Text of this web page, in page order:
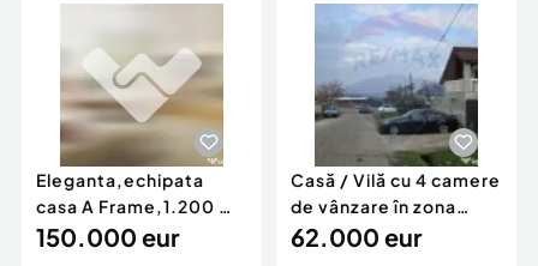
Eleganta,echipata
casa A Frame,1.200 mp
teren,deschidere Pia
150.000 eur
Casă / Vilă cu 4 camere
de vânzare în zona
Periferie
62.000 eur